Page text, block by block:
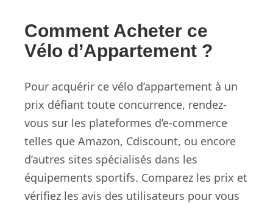
Comment Acheter ce
Vélo d’Appartement ?
Pour acquérir ce vélo d’appartement à un
prix défiant toute concurrence, rendez-
vous sur les plateformes d’e-commerce
telles que Amazon, Cdiscount, ou encore
d’autres sites spécialisés dans les
équipements sportifs. Comparez les prix et
vérifiez les avis des utilisateurs pour vous